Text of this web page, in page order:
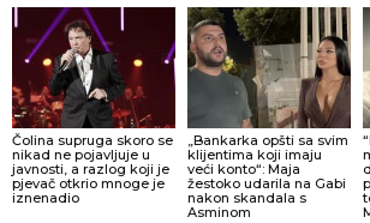
Čolina supruga skoro se
nikad ne pojavljuje u
javnosti, a razlog koji je
pjevač otkrio mnoge je
iznenadio
„Bankarka opšti sa svim
klijentima koji imaju
veći konto“: Maja
žestoko udarila na Gabi
nakon skandala s
Asminom